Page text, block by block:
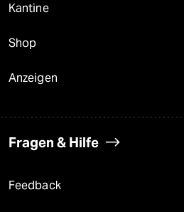
Kantine
Shop
Anzeigen
Fragen & Hilfe
Feedback